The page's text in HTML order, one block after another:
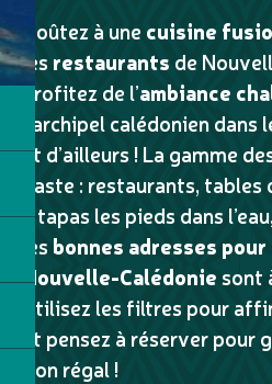
Goûtez à une cuisine
les restaurants de
profitez de l’ambiance
l’archipel calédonien dans
et d’ailleurs ! La gamme
vaste : restaurants, tables
à tapas les pieds dans
les bonnes adresses
Nouvelle-Calédoniesont
Utilisez les filtres pour
et pensez à réserver
Bon régal !